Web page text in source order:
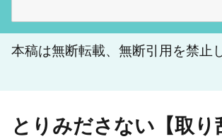
索:
本稿は無断転載、無断引用を禁止
とりみださない【取り